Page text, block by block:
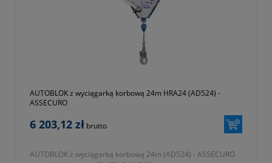
AUTOBLOK z wyciągarką korbową 24m HRA24 (AD524) -
ASSECURO
6 203,12 zł brutto
AUTOBLOK z wyciągarką korbową 24m (AD524) - ASSECURO